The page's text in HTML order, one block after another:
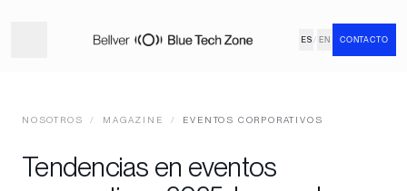
ES / EN CONTACTO
NOSOTROS / MAGAZINE / EVENTOS CORPORATIVOS
Tendencias en eventos